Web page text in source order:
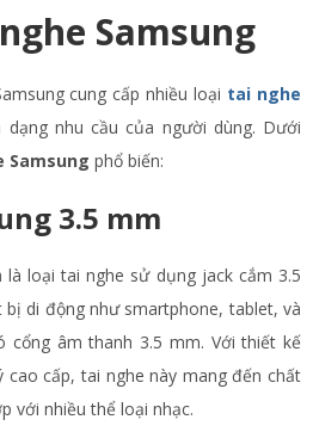
Samsung
cung cấp nhiều loại tai nghe
nhu cầu của người dùng. Dưới
Samsung phổ biến:
3.5 mm
là loại tai nghe sử dụng jack cắm 3.5
di động như smartphone, tablet, và
cổng âm thanh 3.5 mm. Với thiết kế
cao cấp, tai nghe này mang đến chất
với nhiều thể loại nhạc.